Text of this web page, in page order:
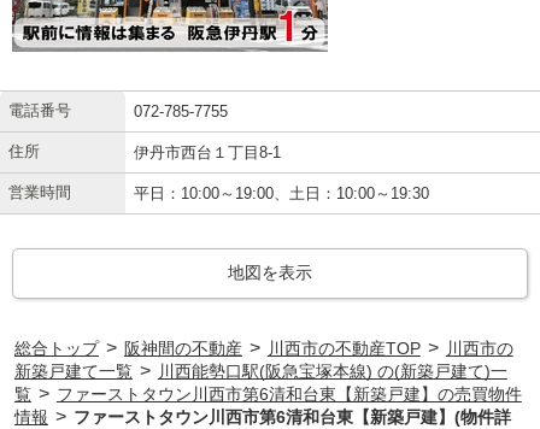
電話番号 072-785-7755
住所 伊丹市西台１丁目8-1
営業時間 平日：10:00～19:00、土日：10:00～19:30
地図を表示
総合トップ > 阪神間の不動産 > 川西市の不動産TOP > 川西市の
新築戸建て一覧 > 川西能勢口駅(阪急宝塚本線) の(新築戸建て)一
覧 > ファーストタウン川西市第6清和台東【新築戸建】の売買物件
情報 > ファーストタウン川西市第6清和台東【新築戸建】(物件詳